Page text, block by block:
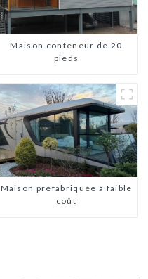
Maison conteneur de 20
pieds
Maison préfabriquée à faible
coût